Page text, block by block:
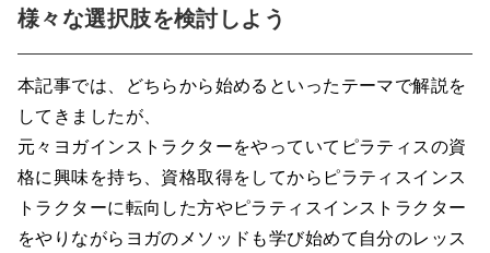
様々な選択肢を検討しよう
本記事では、どちらから始めるといったテーマで解説を
してきましたが、
元々ヨガインストラクターをやっていてピラティスの資
格に興味を持ち、資格取得をしてからピラティスインス
トラクターに転向した方やピラティスインストラクター
をやりながらヨガのメソッドも学び始めて自分のレッス